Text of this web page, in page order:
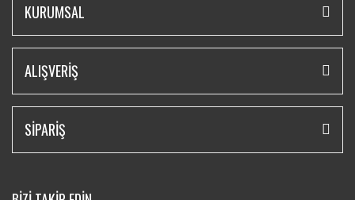
KURUMSAL
ALIŞVERİŞ
SİPARİŞ